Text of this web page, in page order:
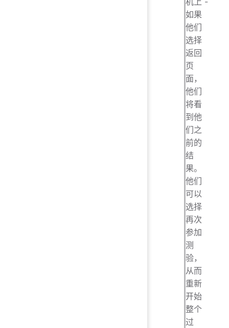
如果
他们
选择
返回
页
面，
他们
将看
到他
们之
前的
结
果。
他们
可以
选择
再次
参加
测
验，
从而
重新
开始
整个
过